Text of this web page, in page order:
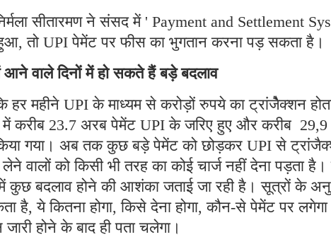
सीतारमण ने संसद में ' Payment and Settlement
तो UPI पेमेंट पर फीस का भुगतान करना पड़ सकता है।
वाले दिनों में हो सकते हैं बड़े बदलाव
हर महीने UPI के माध्यम से करोड़ों रुपये का ट्रांजेैक्शन
में करीब 23.7 अरब पेमेंट UPI के जरिए हुए और करीब
गया। अब तक कुछ बड़े पेमेंट को छोड़कर UPI से
वालों को किसी भी तरह का कोई चार्ज नहीं देना पड़ता
कुछ बदलाव होने की आशंका जताई जा रही है। सूत्रों के
है, ये कितना होगा, किसे देना होगा, कौन-से पेमेंट पर
होने के बाद ही पता चलेगा।